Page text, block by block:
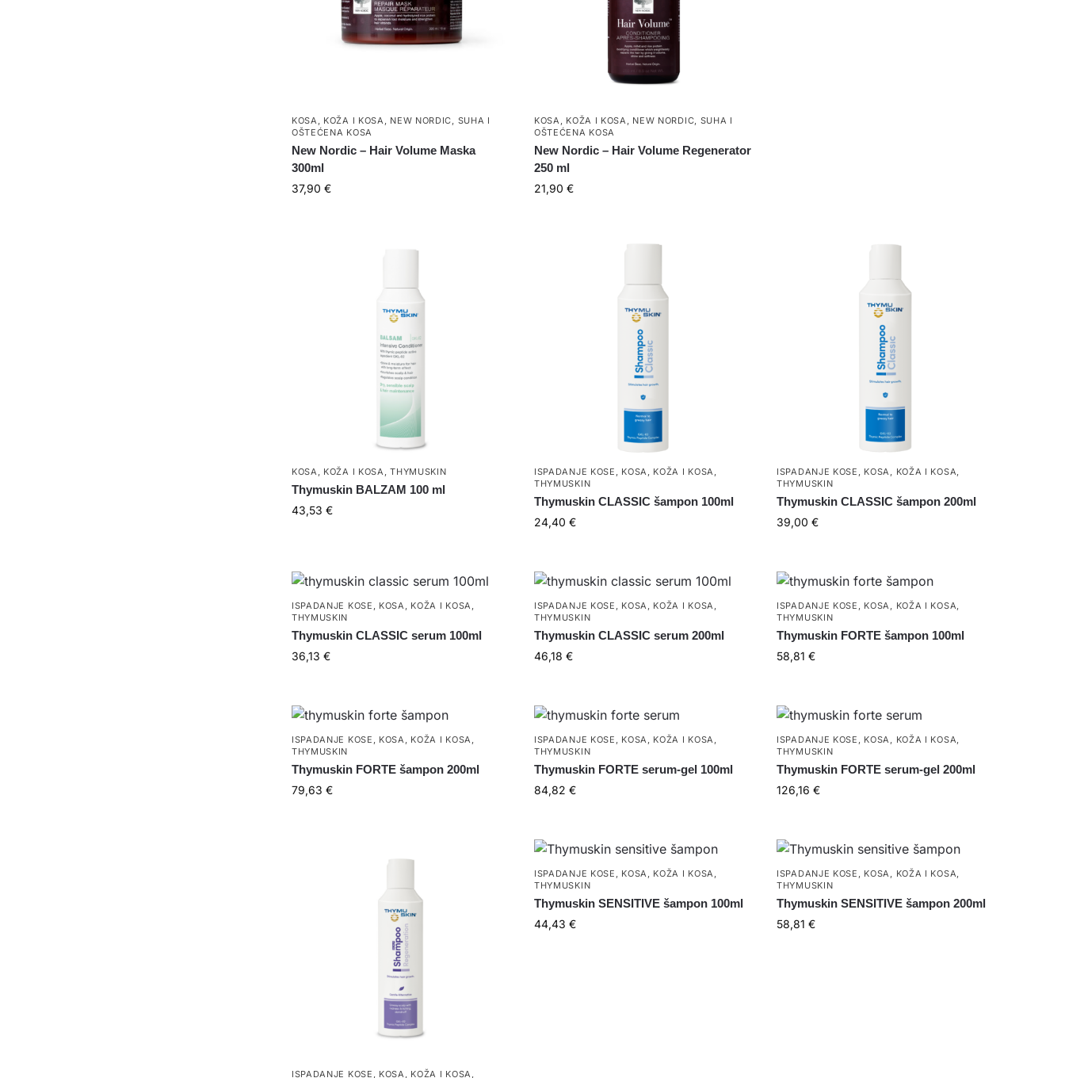
KOSA, KOŽA I KOSA, NEW NORDIC, SUHA I
OŠTEĆENA KOSA
New Nordic – Hair Volume Maska
300ml
37,90 €
KOSA, KOŽA I KOSA, NEW NORDIC, SUHA I
OŠTEĆENA KOSA
New Nordic – Hair Volume Regenerator
250 ml
21,90 €
KOSA, KOŽA I KOSA,THYMUSKIN
Thymuskin BALZAM 100 ml
43,53 €
ISPADANJE KOSE , KOSA, KOŽA I KOSA,
THYMUSKIN
Thymuskin CLASSIC šampon 100ml
24,40 €
ISPADANJE KOSE , KOSA, KOŽA I KOSA,
THYMUSKIN
Thymuskin CLASSIC šampon 200ml
39,00€
ISPADANJE KOSE , KOSA, KOŽA I KOSA,
THYMUSKIN
Thymuskin CLASSIC serum 100ml
36,13 €
ISPADANJE KOSE , KOSA, KOŽA I KOSA,
THYMUSKIN
Thymuskin CLASSIC serum 200ml
46,18 €
ISPADANJE KOSE , KOSA, KOŽA I KOSA,
THYMUSKIN
Thymuskin FORTE šampon 100ml
58,81€
ISPADANJE KOSE , KOSA, KOŽA I KOSA,
THYMUSKIN
Thymuskin FORTE šampon 200ml
79,63 €
ISPADANJE KOSE , KOSA, KOŽA I KOSA,
THYMUSKIN
Thymuskin FORTE serum-gel 100ml
84,82 €
ISPADANJE KOSE , KOSA, KOŽA I KOSA,
THYMUSKIN
Thymuskin FORTE serum-gel 200ml
126,16€
ISPADANJE KOSE KOSA KOŽA I KOSA
ISPADANJE KOSE , KOSA, KOŽA I KOSA,
THYMUSKIN
Thymuskin SENSITIVE šampon 100ml
44,43 €
ISPADANJE KOSE , KOSA, KOŽA I KOSA,
THYMUSKIN
Thymuskin SENSITIVE šampon 200ml
58,81€